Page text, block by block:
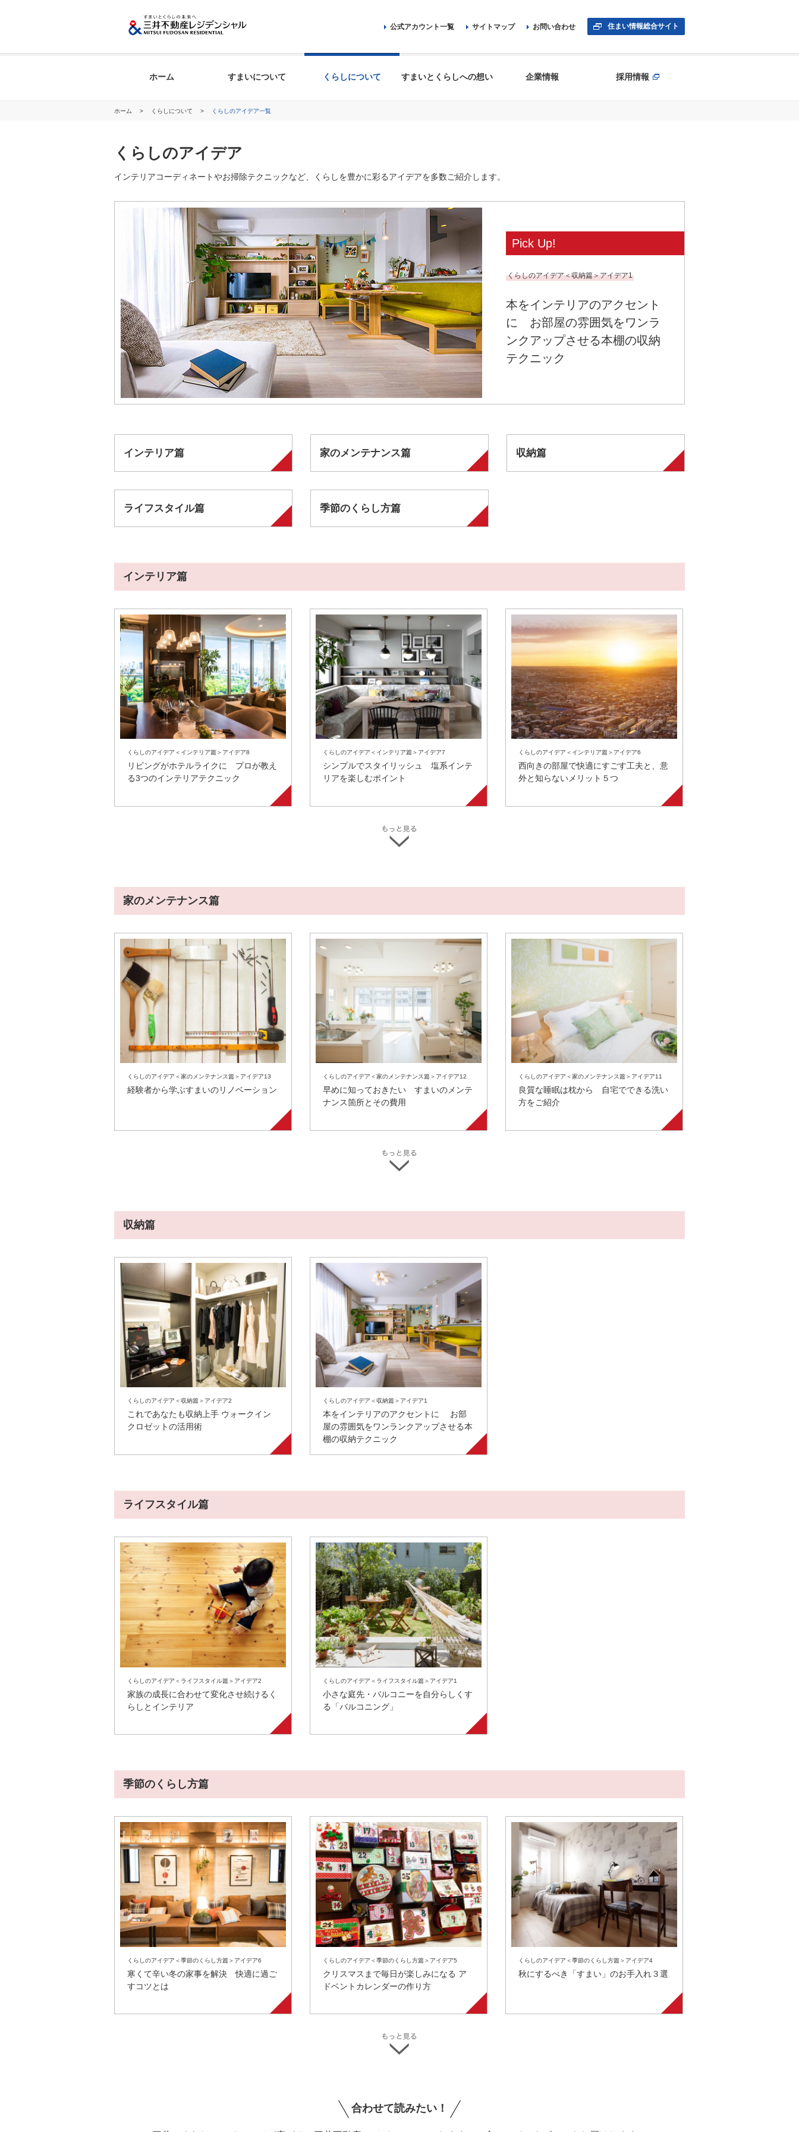
ホーム すまいについて くらしについて すまいとくらしへの想い 企業情報 採用情報
住まい情報総合サイト
お問い合わせ
サイトマップ
公式アカウント一覧
ホーム > くらしについて > くらしのアイデア一覧
くらしのアイデア
インテリアコーディネートやお掃除テクニックなど、くらしを豊かに彩るアイデアを多数ご紹介します。
Pick Up!
くらしのアイデア＜収納篇＞アイデア1
本をインテリアのアクセント
に お部屋の雰囲気をワンラ
ンクアップさせる本棚の収納
テクニック
インテリア篇 家のメンテナンス篇 収納篇
ライフスタイル篇 季節のくらし方篇
インテリア篇
くらしのアイデア＜インテリア篇＞アイデア8
リビングがホテルライクに プロが教え
る3つのインテリアテクニック
くらしのアイデア＜インテリア篇＞アイデア7
シンプルでスタイリッシュ 塩系インテ
リアを楽しむポイント
くらしのアイデア＜インテリア篇＞アイデア6
西向きの部屋で快適にすごす工夫と、意
外と知らないメリット５つ
家のメンテナンス篇
くらしのアイデア＜家のメンテナンス篇＞アイデア13
経験者から学ぶすまいのリノベーション
くらしのアイデア＜家のメンテナンス篇＞アイデア12
早めに知っておきたい すまいのメンテ
ナンス箇所とその費用
くらしのアイデア＜家のメンテナンス篇＞アイデア11
良質な睡眠は枕から 自宅でできる洗い
方をご紹介
収納篇
くらしのアイデア＜収納篇＞アイデア2
これであなたも収納上手 ウォークイン
クロゼットの活用術
くらしのアイデア＜収納篇＞アイデア1
本をインテリアのアクセントに お部
屋の雰囲気をワンランクアップさせる本
棚の収納テクニック
ライフスタイル篇
くらしのアイデア＜ライフスタイル篇＞アイデア2
家族の成長に合わせて変化させ続けるく
らしとインテリア
くらしのアイデア＜ライフスタイル篇＞アイデア1
小さな庭先・バルコニーを自分らしくす
る「バルコニング」
季節のくらし方篇
くらしのアイデア＜季節のくらし方篇＞アイデア6
寒くて辛い冬の家事を解決 快適に過ご
すコツとは
くらしのアイデア＜季節のくらし方篇＞アイデア5
クリスマスまで毎日が楽しみになる ア
ドベントカレンダーの作り方
くらしのアイデア＜季節のくらし方篇＞アイデア4
秋にするべき「すまい」のお手入れ３選
合わせて読みたい！